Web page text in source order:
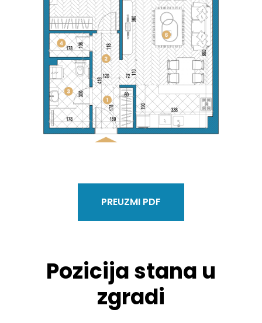
PREUZMI PDF
Pozicija stana u
zgradi